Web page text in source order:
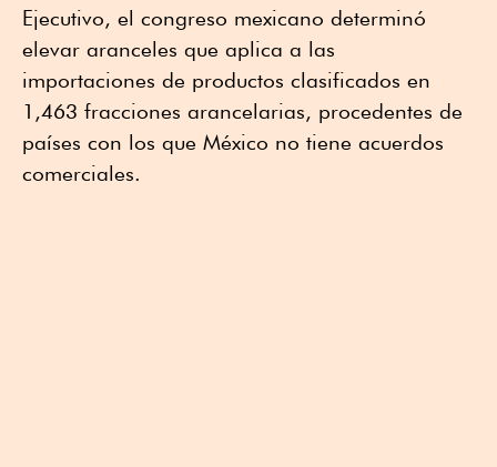
Ejecutivo, el congreso mexicano determinó
elevar aranceles que aplica a las
importaciones de productos clasificados en
1,463 fracciones arancelarias, procedentes de
países con los que México no tiene acuerdos
comerciales.